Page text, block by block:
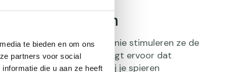
te bieden en om ons
partners voor social
die u aan ze heeft
bloedstroom
druk van enkel tot knie stimuleren ze de
naar het hart. Dat zorgt ervoor dat
efficiënter bij je spieren